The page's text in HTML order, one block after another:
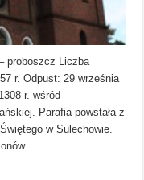
proboszcz Liczba
r. Odpust: 29 września
r. wśród
Parafia powstała z
w Sulechowie.
…